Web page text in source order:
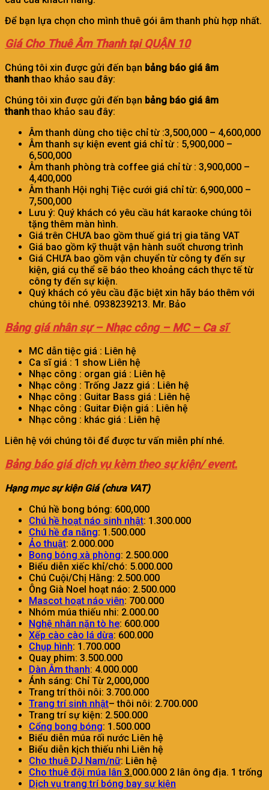
Để bạn lựa chọn cho mình thuê gói âm thanh phù hợp nhất.
Giá Cho Thuê Âm Thanh tại QUẬN 10
Chúng tôi xin được gửi đến bạn bảng báo giá âm
thanhthao khảo sau đây:
Chúng tôi xin được gửi đến bạn bảng báo giá âm
thanhthao khảo sau đây:
Âm thanh dùng cho tiệc chỉ từ :3,500,000 – 4,600,000
Âm thanh sự kiện event giá chỉ từ : 5,900,000 –
6,500,000
Âm thanh phòng trà coffee giá chỉ từ : 3,900,000 –
4,400,000
Âm thanh Hội nghị Tiệc cưới giá chỉ từ: 6,900,000 –
7,500,000
Lưu ý: Quý khách có yêu cầu hát karaoke chúng tôi
tặng thêm màn hình.
Giá trên CHƯA bao gồm thuế giá trị gia tăng VAT
Giá bao gồm kỹ thuật vận hành suốt chương trình
Giá CHƯA bao gồm vận chuyển từ công ty đến sự
kiện, giá cụ thể sẽ báo theo khoảng cách thực tế từ
công ty đến sự kiện.
Quý khách có yêu cầu đặc biệt xin hãy báo thêm với
chúng tôi nhé. 0938239213. Mr. Bảo
Bảng giá nhân sự – Nhạc công – MC – Ca sĩ
MC dẫn tiệc giá : Liên hệ
Ca sĩ giá : 1 show Liên hệ
Nhạc công : organ giá : Liên hệ
Nhạc công : Trống Jazz giá : Liên hệ
Nhạc công : Guitar Bass giá : Liên hệ
Nhạc công : Guitar Điện giá : Liên hệ
Nhạc công : khác giá : Liên hệ
Liên hệ với chúng tôi để được tư vấn miễn phí nhé.
Bảng báo giá dịch vụ kèm theo sự kiện/ event.
Hạng mục sự kiện Giá (chưa VAT)
Chú hề bong bóng: 600,000
Chú hề hoạt náo sinh nhật: 1.300.000
Chú hề đa năng: 1.500.000
Ảo thuật: 2.000.000
Bong bóng xà phòng: 2.500.000
Biểu diễn xiếc khỉ/chó: 5.000.000
Chú Cuội/Chị Hằng: 2.500.000
Ông Già Noel hoạt náo: 2.500.000
Mascot hoạt náo viên: 700.000
Nhóm múa thiếu nhi: 2.000.00
Nghệ nhân nặn tò he: 600.000
Xếp cào cào lá dừa: 600.000
Chụp hình: 1.700.000
Quay phim: 3.500.000
Dàn Âm thanh: 4.000.000
Ánh sáng: Chỉ Từ 2,000,000
Trang trí thôi nôi: 3.700.000
Trang trí sinh nhật– thôi nôi: 2.700.000
Trang trí sự kiện: 2.500.000
Cổng bong bóng: 1.500.000
Biểu diễn múa rối nước Liên hệ
Biểu diễn kịch thiếu nhi Liên hệ
Cho thuê DJ Nam/nữ: Liên hệ
Cho thuê đội múa lân 3.000.000 2 lân ông địa. 1 trống
Dịch vụ trang trí bóng bay sự kiện